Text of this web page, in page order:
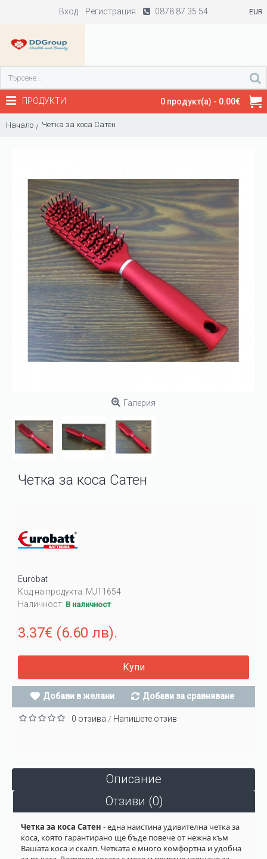
Вход Регистрация 0878 87 35 54 EUR
0 продукт(а) - 0.00€
ПРОДУКТИ
Начало Четка за коса Сатен
Галерия
Четка за коса Сатен
Eurobat
Код на продукта: MJ11654
Наличност: В наличност
3.37€ (6.60 лв).
Купи
Добави в желани Добави за сравняване
0 отзива / Напишете отзив
Описание
Отзиви (0)
Четка за коса Сатен - една наистина удивителна четка за
коса, която гарантирано ще бъде повече от нежна към
Вашата коса и скалп. Четката е много комфортна и удобна